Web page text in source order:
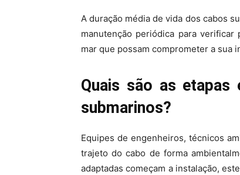
A duração média de vida dos cabos
manutenção periódica para
mar que possam comprometer a sua
Quais são as etapas
submarinos?
Equipes de engenheiros, técnicos
trajeto do cabo de forma
adaptadas começam a instalação,